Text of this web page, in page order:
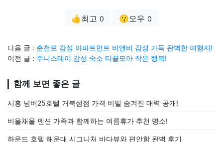
👍최고 0 😗오우 0
다음 글 : 춘천로 감성 아파트먼트 비앤비 감성 가득 완벽한 여행지!
이전 글 : 주니스테이 감성 숙소 티끌모아 작은 행복!
함께 보면 좋은 글
시흥 넘버25호텔 거북섬점 가격 비밀 숨겨진 매력 공개!
비울채울 펜션 가족과 함께하는 여름휴가 추천 명소!
하운드 호텔 해운대 시그니처 바다뷰와 편안함 완벽 후기